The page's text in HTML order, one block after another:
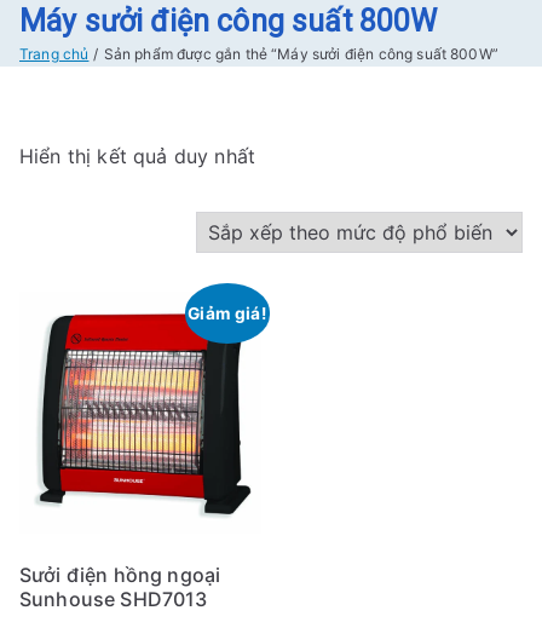
bếp|Điện
tại Hà nội
Máy sưởi điện công suất 800W
Trang chủ Sản phẩm được gắn thẻ “Máy sưởi điện công suất 800W”
Hiển thị kết quả duy nhất
Giảm giá!
Sưởi điện hồng ngoại
Sunhouse SHD7013